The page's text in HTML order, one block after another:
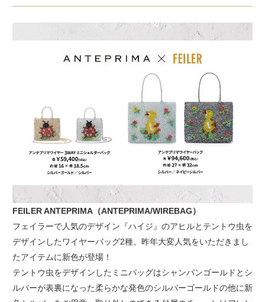
FEILER ANTEPRIMA（ANTEPRIMA/WIREBAG）
フェイラーで人気のデザイン『ハイジ』のアヒルとテントウ虫を
デザインしたワイヤーバッグ2種。昨年大変人気をいただきまし
たアイテムに新色が登場！
テントウ虫をデザインしたミニバッグはシャンパンゴールドとシ
ルバーが表裏になった柔らかな発色のシルバーゴールドの他に新